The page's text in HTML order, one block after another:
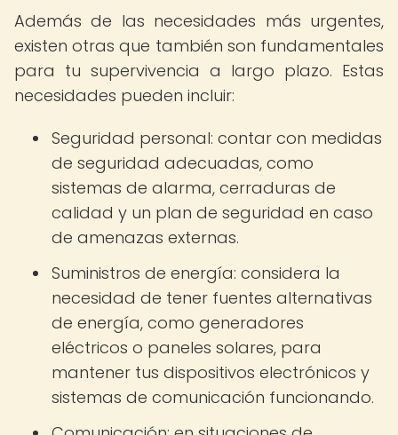
Además de las necesidades más urgentes,
existen otras que también son fundamentales
para tu supervivencia a largo plazo. Estas
necesidades pueden incluir:
Seguridad personal: contar con medidas
de seguridad adecuadas, como
sistemas de alarma, cerraduras de
calidad y un plan de seguridad en caso
de amenazas externas.
Suministros de energía: considera la
necesidad de tener fuentes alternativas
de energía, como generadores
eléctricos o paneles solares, para
mantener tus dispositivos electrónicos y
sistemas de comunicación funcionando.